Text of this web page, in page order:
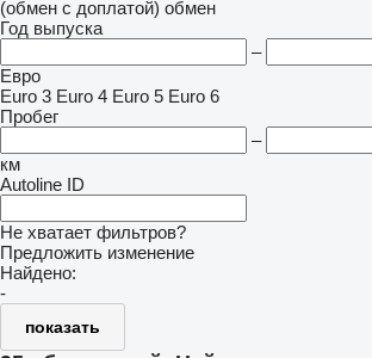
(обмен с доплатой) обмен
Год выпуска
–
Евро
Euro 3 Euro 4 Euro 5 Euro 6
Пробег
–
км
Autoline ID
Не хватает фильтров?
Предложить изменение
Найдено:
-
показать